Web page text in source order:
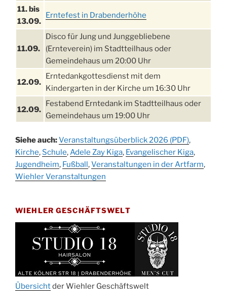
11. bis
13.09.
Erntefest in Drabenderhöhe
11.09.
Disco für Jung und Junggebliebene
(Ernteverein) im Stadtteilhaus oder
Gemeindehaus um 20:00 Uhr
12.09.
Erntedankgottesdienst mit dem
Kindergarten in der Kirche um 16:30 Uhr
12.09.
Festabend Erntedank im Stadtteilhaus oder
Gemeindehaus um 19:00 Uhr
13.09.
Stadtteilhaus um 14:00 Uhr
19.09.
Schlagerabend im Stadtteilhaus
Drabenderhöhe
Kinderbibeltag im Ev. Gemeindehaus von 10-
12 Uhr
09.10.
Afterwork-Andacht um 18:00 Uhr in der
Kirche
10.10.
Sandmännchen-Gottesdienst in der Kirche
Siehe auch:Veranstaltungsüberblick 2026 (PDF),
Kirche, Schule,Adele Zay Kiga, Evangelischer Kiga,
Jugendheim, Fußball,Veranstaltungen in der Artfarm,
Wiehler Veranstaltungen
WIEHLER GESCHÄFTSWELT
Übersichtder Wiehler Geschäftswelt